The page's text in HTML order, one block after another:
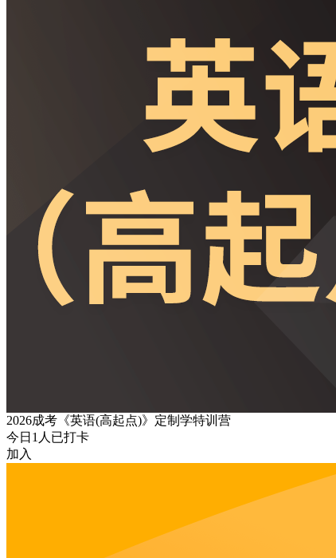
2026成考《英语(高起点)》定制学特训营
今日 1 人已打卡
加入